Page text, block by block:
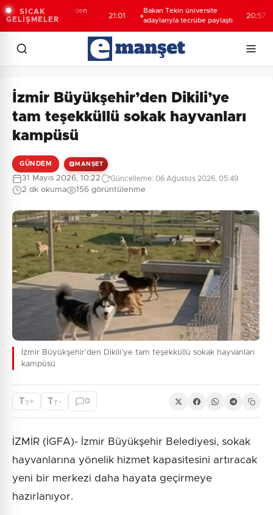
SICAK
GELİŞMELER
öğrencilerden
ziyaret
21:01
Bakan Tekin üniversite
adaylarıyla tecrübe paylaştı
20:57
İzmir Büyükşehir’den Dikili’ye
tam teşekküllü sokak hayvanları
kampüsü
GÜNDEM MANŞET
31 Mayıs 2026, 10:22 Güncelleme: 06 Ağustos 2026, 05:49
2 dk okuma 156 görüntülenme
İzmir Büyükşehir’den Dikili’ye tam teşekküllü sokak hayvanları
kampüsü
TT+ TT - 0
İZMİR (İGFA)- İzmir Büyükşehir Belediyesi, sokak
hayvanlarına yönelik hizmet kapasitesini artıracak
yeni bir merkezi daha hayata geçirmeye
hazırlanıyor.